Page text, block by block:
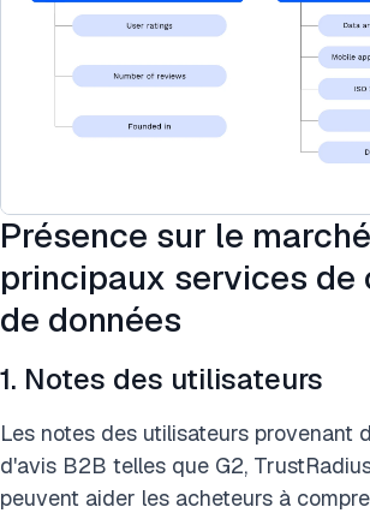
Présence sur le
principaux services de
de données
1. Notes des utilisateurs
Les notes des utilisateurs provenant
d'avis B2B telles que G2,
peuvent aider les acheteurs à